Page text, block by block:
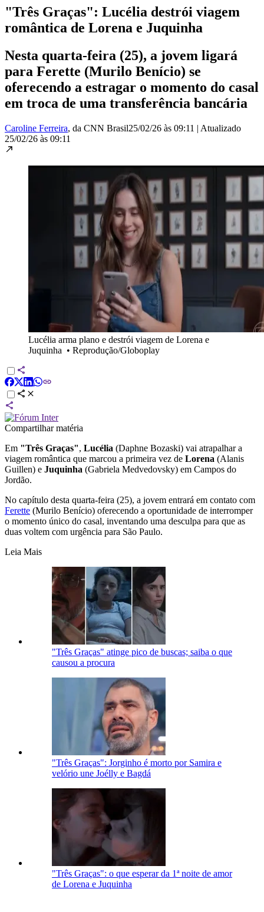
"Três Graças": Lucélia destrói viagem
romântica de Lorena e Juquinha
Nesta quarta-feira (25), a jovem ligará
para Ferette (Murilo Benício) se
oferecendo a estragar o momento do casal
em troca de uma transferência bancária
Caroline Ferreira, da CNN Brasil25/02/26 às 09:11 | Atualizado
25/02/26 às 09:11
Lucélia arma plano e destrói viagem de Lorena e
Juquinha • Reprodução/Globoplay
Compartilhar matéria
Em "Três Graças", Lucélia (Daphne Bozaski) vai atrapalhar a
viagem romântica que marcou a primeira vez de Lorena (Alanis
Guillen) e Juquinha (Gabriela Medvedovsky) em Campos do
Jordão.
No capítulo desta quarta-feira (25), a jovem entrará em contato com
Ferette (Murilo Benício) oferecendo a oportunidade de interromper
o momento único do casal, inventando uma desculpa para que as
duas voltem com urgência para São Paulo.
Leia Mais
"Três Graças" atinge pico de buscas; saiba o que
causou a procura
"Três Graças": Jorginho é morto por Samira e
velório une Joélly e Bagdá
"Três Graças": o que esperar da 1ª noite de amor
de Lorena e Juquinha